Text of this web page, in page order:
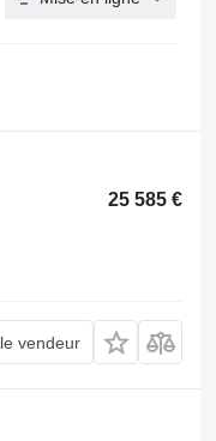
25 585 €
vendeur